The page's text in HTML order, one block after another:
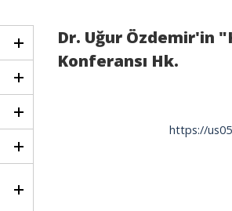
Dr. Uğur Özdemir'in
Konferansı Hk.
https://